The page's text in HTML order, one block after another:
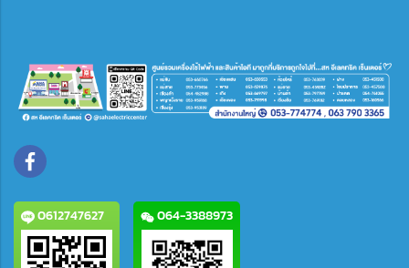
0612747627 064-3388973